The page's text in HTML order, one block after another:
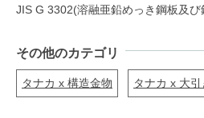
JIS G 3302(溶融亜鉛めっき鋼板及
その他のカテゴリ
タナカ x 構造金物 タナカ x 大